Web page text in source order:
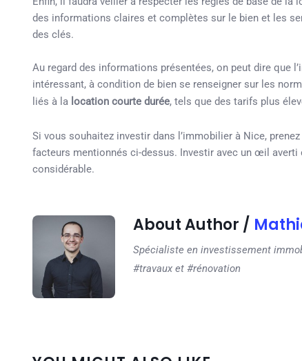
des informations claires et complètes sur le bien et les
des clés.
Au regard des informations présentées, on peut dire que
intéressant, à condition de bien se renseigner sur les
liés à la location courte durée, tels que des tarifs plus
Si vous souhaitez investir dans l’immobilier à Nice,
facteurs mentionnés ci-dessus. Investir avec un œil
considérable.
About Author /
Spécialiste en investissement
#travaux et #rénovation